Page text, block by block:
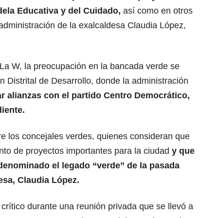
Educativa y del Cuidado, así como en otros
de la exalcaldesa Claudia López,
W, la preocupación en la bancada verde se
Distrital de Desarrollo, donde la administración
alianzas con el partido Centro Democrático,
los concejales verdes, quienes consideran que
de proyectos importantes para la ciudad y que
el legado “verde” de la pasada
Claudia López.
durante una reunión privada que se llevó a